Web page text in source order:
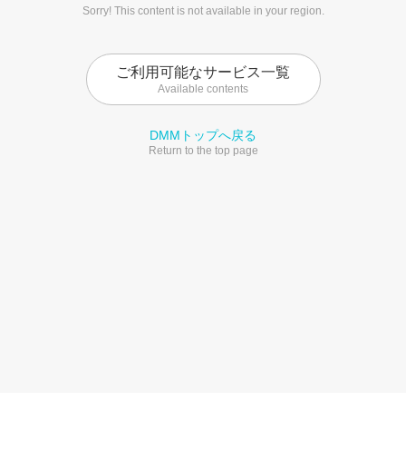
Sorry! This content is not available in your region.
ご利用可能なサービス一覧
Available contents
DMMトップへ戻る
Return to the top page